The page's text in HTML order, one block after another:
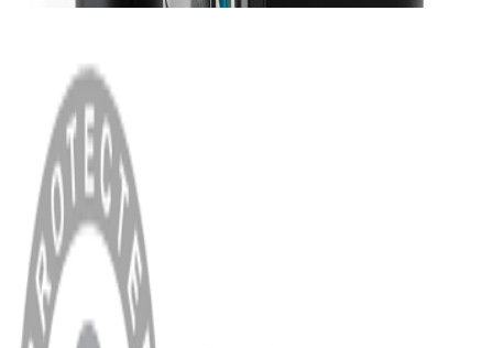
MENÜ
Anasayfa
Hakkımızda
Blog
MÜŞTERİ HİZMETLERİ
Hesabım
Sipariş Sorgulama
Banka Hesap Bilgileri